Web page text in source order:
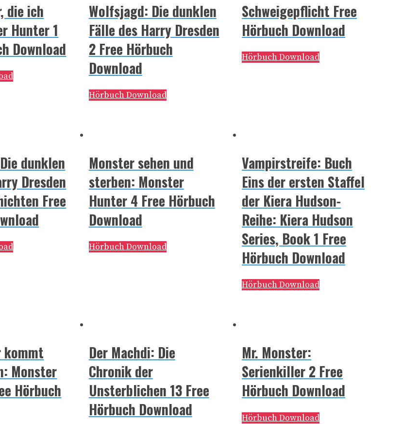
die ich
Hunter 1
Download
Wolfsjagd: Die dunklen
Fälle des Harry Dresden
2 Free Hörbuch
Download
Hörbuch Download
Schweigepflicht Free
Hörbuch Download
Hörbuch Download
dunklen
Dresden
Free
Monster sehen und
sterben: Monster
Hunter 4 Free Hörbuch
Download
Hörbuch Download
Vampirstreife: Buch
Eins der ersten Staffel
der Kiera Hudson-
Reihe: Kiera Hudson
Series, Book 1 Free
Hörbuch Download
Hörbuch Download
kommt
Monster
Hörbuch
Der Machdi: Die
Chronik der
Unsterblichen 13 Free
Hörbuch Download
Mr. Monster:
Serienkiller 2 Free
Hörbuch Download
Hörbuch Download